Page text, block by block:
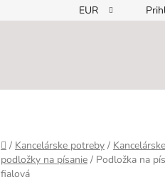
EUR
Domov
/ Kancelárske potreby /
podložky na písanie / Podložka na
fialová